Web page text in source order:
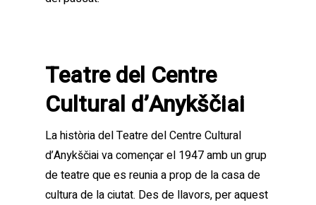
Teatre del Centre
Cultural d’Anykščiai
La història del Teatre del Centre Cultural
d’Anykščiai va començar el 1947 amb un grup
de teatre que es reunia a prop de la casa de
cultura de la ciutat. Des de llavors, per aquest